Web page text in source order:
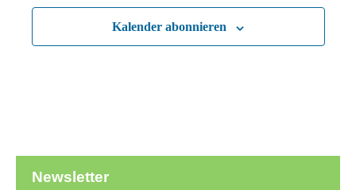
Kalender abonnieren
Newsletter